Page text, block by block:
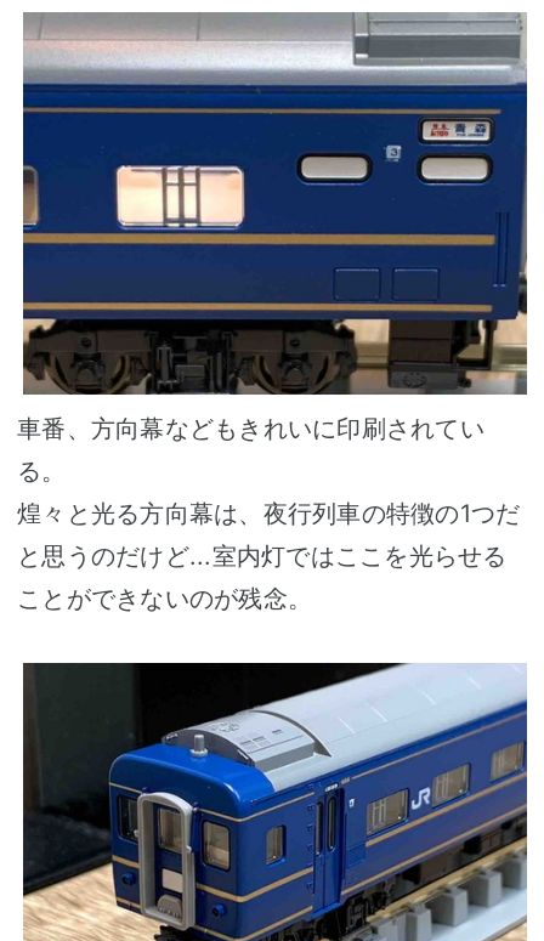
車番、方向幕などもきれいに印刷されてい
る。
煌々と光る方向幕は、夜行列車の特徴の1つだ
と思うのだけど...室内灯ではここを光らせる
ことができないのが残念。